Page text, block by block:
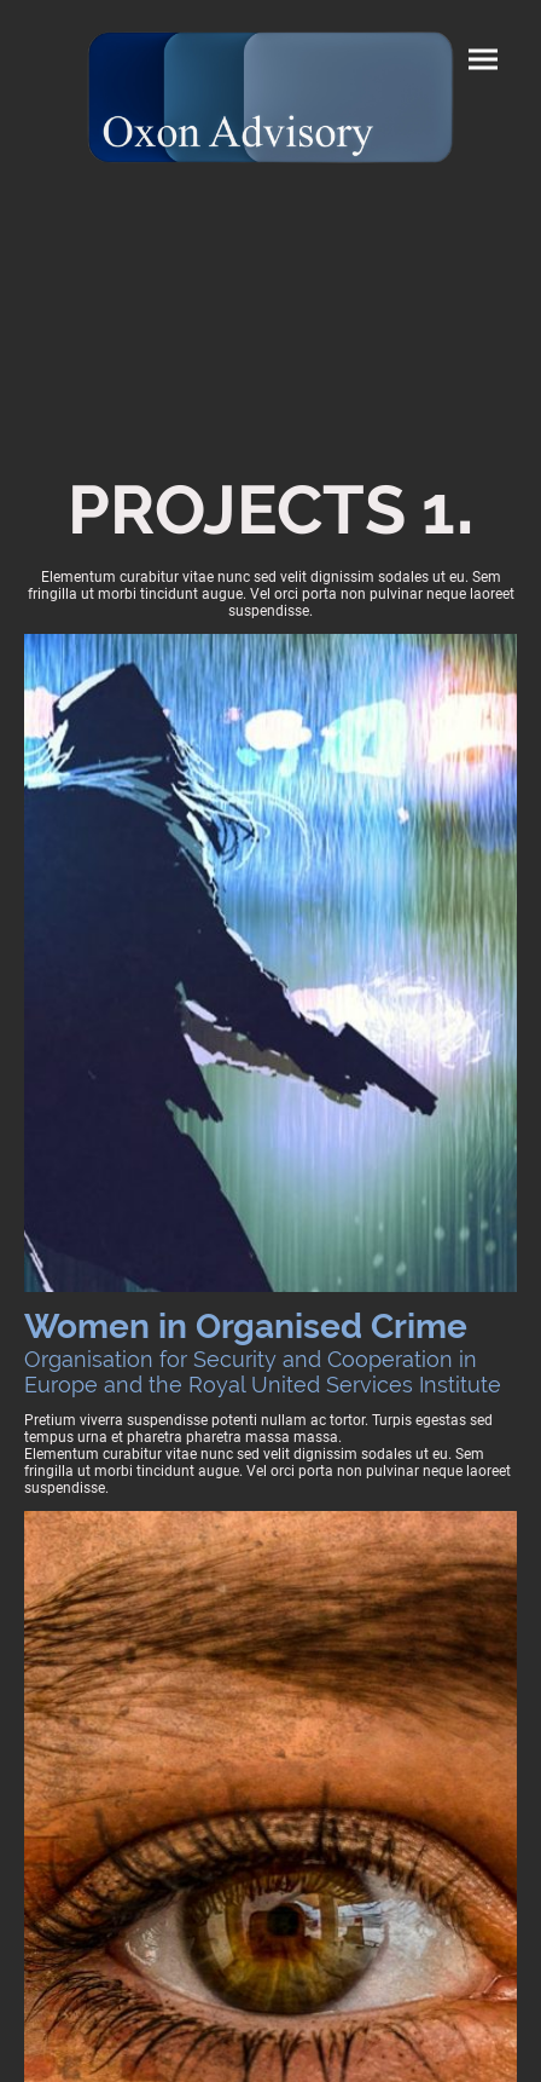
PROJECTS 1.
Elementum curabitur vitae nunc sed velit dignissim sodales ut eu. Sem
fringilla ut morbi tincidunt augue. Vel orci porta non pulvinar neque laoreet
suspendisse.
Women in Organised Crime
Organisation for Security and Cooperation in
Europe and the Royal United Services Institute
Pretium viverra suspendisse potenti nullam ac tortor. Turpis egestas sed
tempus urna et pharetra pharetra massa massa.
Elementum curabitur vitae nunc sed velit dignissim sodales ut eu. Sem
fringilla ut morbi tincidunt augue. Vel orci porta non pulvinar neque laoreet
suspendisse.